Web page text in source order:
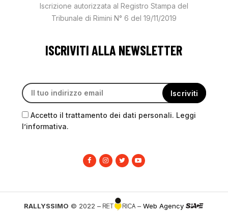
Iscrizione autorizzata al Registro Stampa del
Tribunale di Rimini N° 6 del 19/11/2019
ISCRIVITI ALLA NEWSLETTER
Accetto il trattamento dei dati personali. Leggi
l’informativa.
RALLYSSIMO © 2022 – –Web Agency